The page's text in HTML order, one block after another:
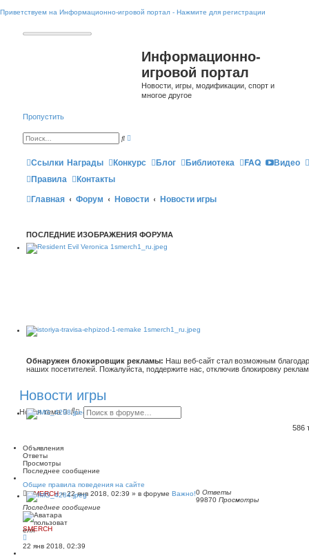
Приветствуем на Информационно-игровой портал - Нажмите для регистрации
Информационно-
игровой портал
Новости, игры, модификации, спорт и
многое другое
Пропустить
П
с
к и
н
ы
и
к
Ссылки Награды Конкурс Блог Библиотека FAQ
Видео
Правила
Контакты
Главная
Форум Новости Новости игры
ПОСЛЕДНИЕ ИЗОБРАЖЕНИЯ ФОРУМА
Обнаружен блокировщик рекламы: Наш веб-сайт стал возможным
наших посетителей. Пожалуйста, поддержите нас, отключив блокировку
Новости игры
Новая тема
П
о
Р
н
ы
й
о
586
Объявления
Ответы
Просмотры
Последнее сообщение
Общие правила поведения на сайте
SMERCH»22 янв 2018, 02:39 » в форуме Важно!0 Ответы
99870 Просмотры
Последнее сообщение
SMERCH
22 янв 2018, 02:39